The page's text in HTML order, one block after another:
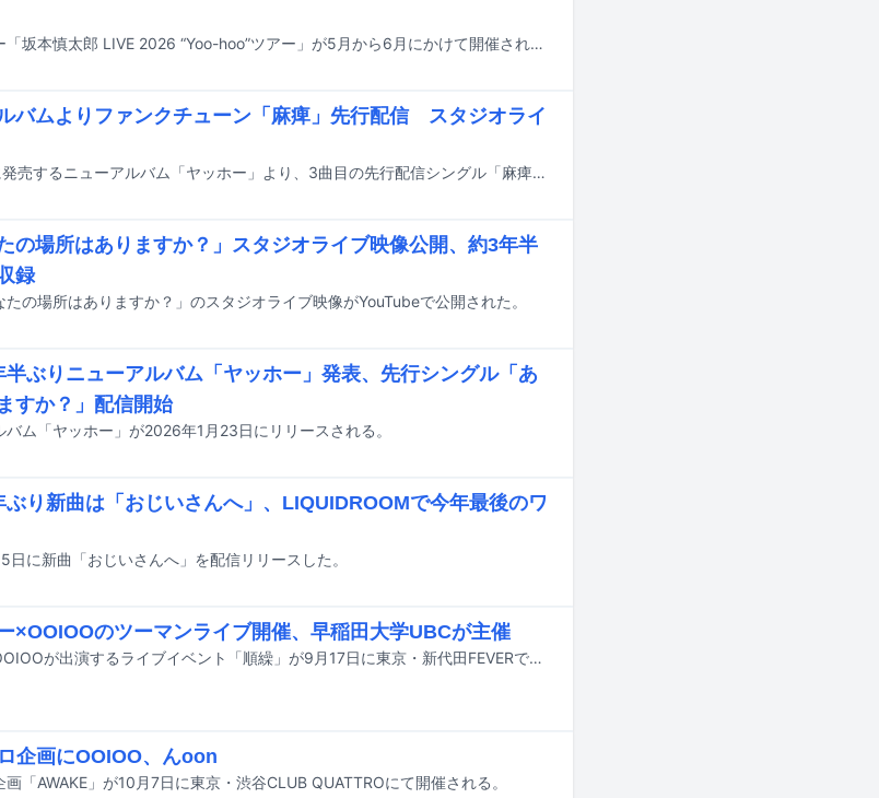
坂本慎太郎の国内ツアー「坂本慎太郎 LIVE 2026 “Yoo-hoo”ツアー」が5月から6月にかけて開催される。
バムよりファンクチューン「麻痺」先行配信 スタジオライ
坂本慎太郎が1月23日に発売するニューアルバム「ヤッホー」より、3曲目の先行配信シングル「麻痺」が本日1月19日にリリースされた。
の場所はありますか？」スタジオライブ映像公開、約3年半
録
の場所はありますか？」のスタジオライブ映像がYouTubeで公開された。
ぶりニューアルバム「ヤッホー」発表、先行シングル「あ
すか？」配信開始
ム「ヤッホー」が2026年1月23日にリリースされる。
り新曲は「おじいさんへ」、LIQUIDROOMで今年最後のワ
日に新曲「おじいさんへ」を配信リリースした。
×OOIOOのツーマンライブ開催、早稲田大学UBCが主催
トリプルファイヤー、OOIOOが出演するライブイベント「順繰」が9月17日に東京・新代田FEVERで開催される。
企画にOOIOO、んoon
「AWAKE」が10月7日に東京・渋谷CLUB QUATTROにて開催される。